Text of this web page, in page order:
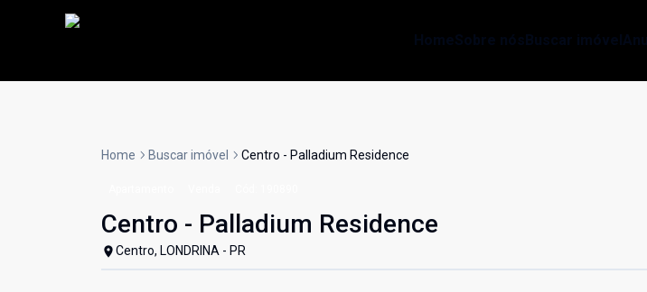
Home Buscar imóvel Centro - Palladium Residence
Centro - Palladium Residence
Centro, LONDRINA - PR